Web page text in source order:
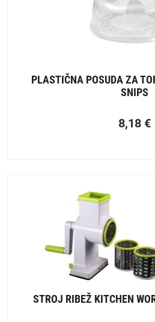
PLASTIČNA POSUDA ZA
SNIPS
8,18 €
STROJ RIBEŽ KITCHEN